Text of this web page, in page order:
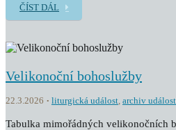
ČÍST DÁL
Velikonoční bohoslužby
22.3.2026 liturgická událost, archiv
Tabulka mimořádných velikonočních